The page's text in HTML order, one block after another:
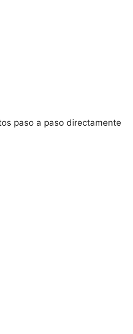
paso a paso directamente